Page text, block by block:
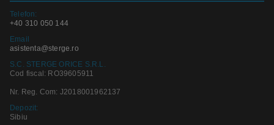
Telefon:
+40 310 050 144
Email
asistenta@sterge.ro
S.C. STERGE ORICE S.R.L.
Cod fiscal: RO39605911
Nr. Reg. Com: J2018001962137
Depozit:
Sibiu